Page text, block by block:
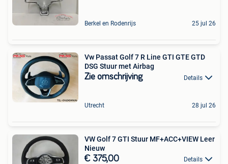
Berkel en Rodenrijs 25 jul 26
Vw Passat Golf 7 R Line GTI GTE GTD
DSG Stuur met Airbag
Zie omschrijving Details
Utrecht 28 jul 26
VW Golf 7 GTI Stuur MF+ACC+VIEW Leer
Nieuw
€ 375,00 Details